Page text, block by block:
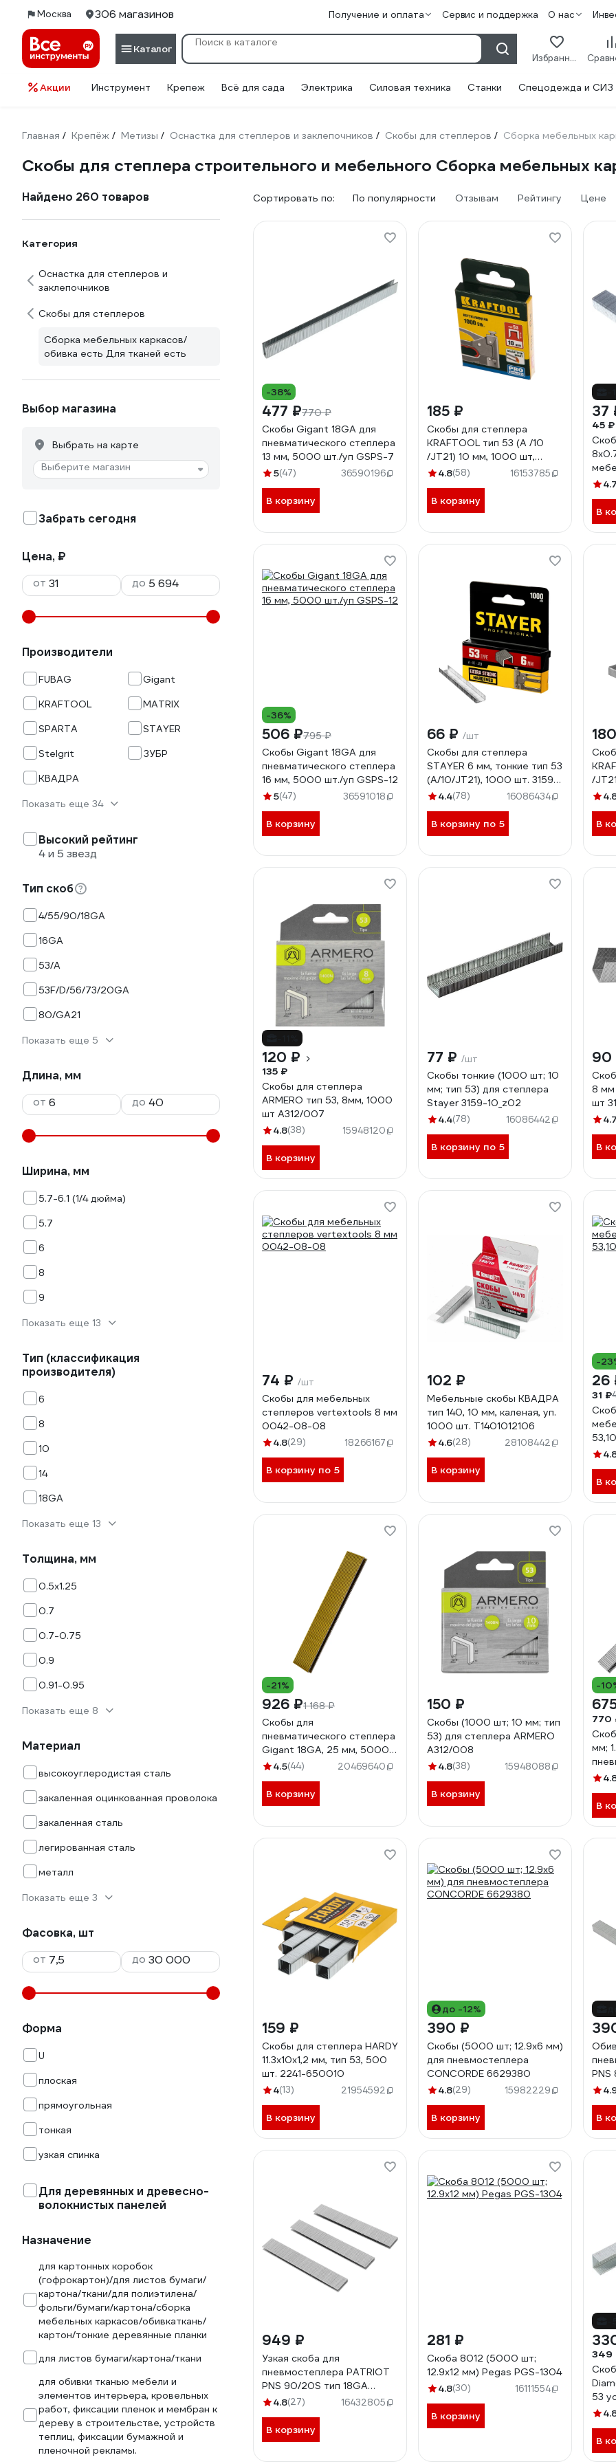
Москва 306 магазинов Получение и оплата Сервис и поддержка О нас
Каталог
Избранное
Акции Инструмент Крепеж Всё для сада Электрика Силовая техника Станки Спецодежда и СИЗ
Главная / Крепёж / Метизы / Оснастка для степлеров и заклепочников / Скобы для степлеров / Сборка мебельных
Скобы для степлера строительного и мебельного Сборка мебельных
Найдено 260 товаров
Категория
Оснастка для степлеров и
заклепочников
Скобы для степлеров
Сборка мебельных каркасов/
обивка есть Для тканей есть
Выбор магазина
Выбрать на карте
Выберите магазин
Забрать сегодня
Цена, ₽
от
до
Производители
FUBAG
Gigant
KRAFTOOL
MATRIX
SPARTA
STAYER
Stelgrit
ЗУБР
КВАДРА
Показать еще 34
Высокий рейтинг
4 и 5 звезд
Тип скоб
4/55/90/18GA
16GA
53/A
53F/D/56/73/20GA
80/GA21
Показать еще 5
Длина, мм
от
до
Ширина, мм
5.7-6.1 (1/4 дюйма)
5.7
6
8
9
Показать еще 13
Тип (классификация
производителя)
6
8
10
14
18GA
Показать еще 13
Толщина, мм
0.5х1.25
0.7
0.7-0.75
0.9
0.91-0.95
Показать еще 8
Материал
высокоуглеродистая сталь
закаленная оцинкованная проволока
закаленная сталь
легированная сталь
металл
Показать еще 3
Фасовка, шт
от
до
Форма
U
плоская
прямоугольная
тонкая
узкая спинка
Для деревянных и древесно-
волокнистых панелей
Назначение
для картонных коробок
(гофрокартон)/для листов бумаги/
картона/ткани/для полиэтилена/
фольги/бумаги/картона/сборка
мебельных каркасов/обивкаткань/
картон/тонкие деревянные планки
для листов бумаги/картона/ткани
для обивки тканью мебели и
элементов интерьера, кровельных
работ, фиксации пленок и мембран к
дереву в строительстве, устройств
теплиц, фиксации бумажной и
пленочной рекламы.
Сортировать по: По популярности Отзывам Рейтингу Цене
-38%
477 ₽770 ₽
Скобы Gigant 18GA для
пневматического степлера
13 мм, 5000 шт./уп GSPS-7
5(47) 36590196
В корзину
185 ₽
Скобы для степлера
KRAFTOOL тип 53 (A /10
/JT21) 10 мм, 1000 шт,
калибр 23GA, 31670-10
4.8(58) 16153785
В корзину
37
45 ₽
В
-36%
506 ₽795 ₽
Скобы Gigant 18GA для
пневматического степлера
16 мм, 5000 шт./уп GSPS-12
5(47) 36591018
В корзину
66 ₽ /шт
Скобы для степлера
STAYER 6 мм, тонкие тип 53
(A/10/JT21), 1000 шт. 3159-
06_z02
4.4(78) 16086434
В корзину по 5
/
В
120 ₽
135 ₽
Скобы для степлера
ARMERO тип 53, 8мм, 1000
шт A312/007
4.8(38) 15948120
В корзину
77 ₽ /шт
Скобы тонкие (1000 шт; 10
мм; тип 53) для степлера
Stayer 3159-10_z02
4.4(78) 16086442
В корзину по 5
8 мм
шт
В
74 ₽ /шт
Скобы для мебельных
степлеров vertextools 8 мм
0042-08-08
4.8(29) 18266167
В корзину по 5
102 ₽
Мебельные скобы КВАДРА
тип 140, 10 мм, каленая, уп.
1000 шт. T1401012106
4.6(28) 28108442
В корзину
-
26
31 ₽
В
-21%
926 ₽1 168 ₽
Скобы для
пневматического степлера
Gigant 18GA, 25 мм, 5000
шт. GSPS-1
4.5(44) 20469640
В корзину
150 ₽
Скобы (1000 шт; 10 мм; тип
53) для степлера ARMERO
A312/008
4.8(38) 15948088
В корзину
-
770
мм;
В
159 ₽
Скобы для степлера HARDY
11.3x10x1,2 мм, тип 53, 500
шт. 2241-650010
4(13) 21954592
В корзину
до -12%
390 ₽
Скобы (5000 шт; 12.9x6 мм)
для пневмостеплера
CONCORDE 6629380
4.8(29) 15982229
В корзину
PNS
В
949 ₽
Узкая скоба для
пневмостеплера PATRIOT
PNS 90/20S тип 18GA
830902163
4.8(27) 16432805
В корзину
281 ₽
Скоба 8012 (5000 шт;
12.9х12 мм) Pegas PGS-1304
4.8(30) 16111554
В корзину
349
53
В